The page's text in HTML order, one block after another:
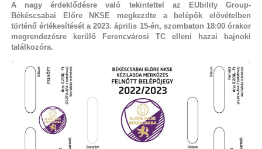
A nagy érdeklődésre való tekintettel az EUbility Group-
Békéscsabai Előre NKSE megkezdte a belépők elővételben
történő értékesítését a 2023. április 15-én, szombaton 18:00 órakor
megrendezésre kerülő Ferencvárosi TC elleni hazai bajnoki
találkozóra.